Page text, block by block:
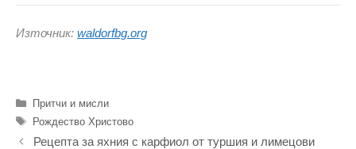
Източник: waldorfbg.org
Категории
Притчи и мисли
Етикети
Рождество Христово
Рецепта за яхния с карфиол от туршия и лимецови